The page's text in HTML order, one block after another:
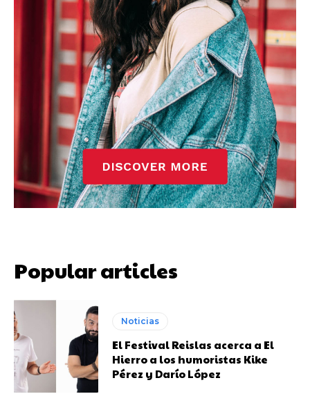
Popular articles
Noticias
El Festival Reislas acerca a El
Hierro a los humoristas Kike
Pérez y Darío López